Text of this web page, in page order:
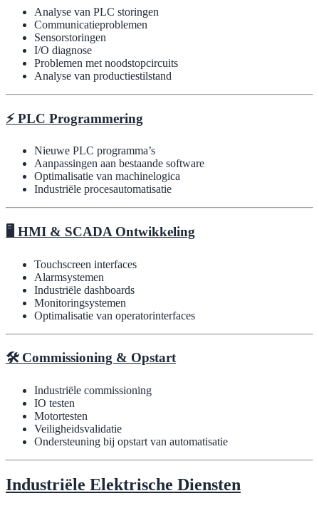
Analyse van PLC storingen
Communicatieproblemen
Sensorstoringen
I/O diagnose
Problemen met noodstopcircuits
Analyse van productiestilstand
⚡ PLC Programmering
Nieuwe PLC programma’s
Aanpassingen aan bestaande software
Optimalisatie van machinelogica
Industriële procesautomatisatie
🖥 HMI & SCADA Ontwikkeling
Touchscreen interfaces
Alarmsystemen
Industriële dashboards
Monitoringsystemen
Optimalisatie van operatorinterfaces
🛠 Commissioning & Opstart
Industriële commissioning
IO testen
Motortesten
Veiligheidsvalidatie
Ondersteuning bij opstart van automatisatie
Industriële Elektrische Diensten